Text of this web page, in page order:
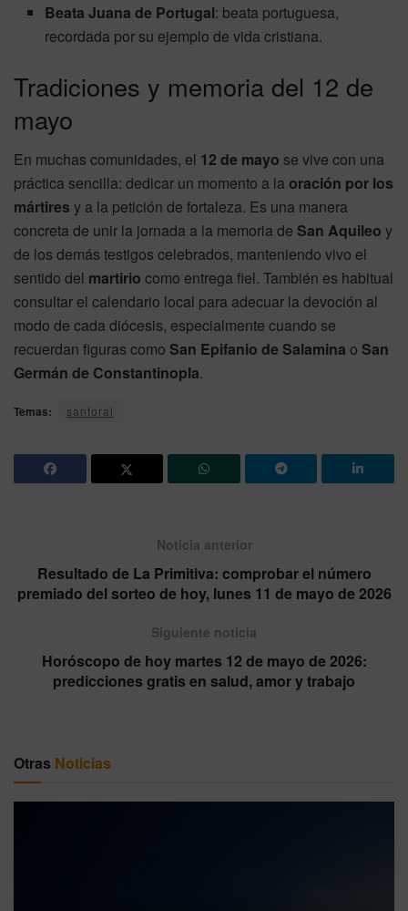
Beata Juana de Portugal: beata portuguesa,
recordada por su ejemplo de vida cristiana.
Tradiciones y memoria del 12 de
mayo
En muchas comunidades, el 12 de mayo se vive con una
práctica sencilla: dedicar un momento a laoración por los
mártires y a la petición de fortaleza. Es una manera
concreta de unir la jornada a la memoria de San Aquileo y
de los demás testigos celebrados, manteniendo vivo el
sentido del martirio como entrega fiel. También es habitual
consultar el calendario local para adecuar la devoción al
modo de cada diócesis, especialmente cuando se
recuerdan figuras como San Epifanio de Salamina o San
Germán de Constantinopla.
Temas: santoral
Noticia anterior
Resultado de La Primitiva: comprobar el número
premiado del sorteo de hoy, lunes 11 de mayo de 2026
Siguiente noticia
Horóscopo de hoy martes 12 de mayo de 2026:
predicciones gratis en salud, amor y trabajo
Otras Noticias